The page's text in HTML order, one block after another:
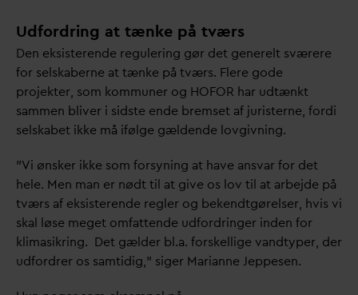
Udfordring at tænke på tværs
Den eksisterende regulering gør det generelt sværere
for selskaberne at tænke på tværs. Flere gode
projekter, som kommuner og HOFOR har udtænkt
sammen bliver i sidste ende bremset af juristerne, fordi
selskabet ikke må ifølge gældende lovgivning.
”Vi ønsker ikke som forsyning at have ansvar for det
hele. Men man er nødt til at give os lov til at arbejde på
tværs af eksisterende regler og bekendtgørelser, hvis vi
skal løse meget omfattende udfordringer inden for
klimasikring. Det gælder bl.a. forskellige vandtyper, der
udfordrer os samtidig,” siger Marianne Jeppesen.